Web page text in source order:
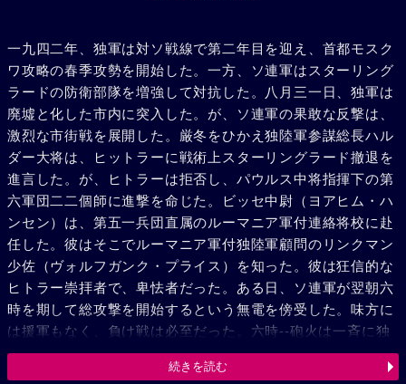
一九四二年、独軍は対ソ戦線で第二年目を迎え、首都モスク
ワ攻略の春季攻勢を開始した。一方、ソ連軍はスターリング
ラードの防衛部隊を増強して対抗した。八月三一日、独軍は
廃墟と化した市内に突入した。が、ソ連軍の果敢な反撃は、
激烈な市街戦を展開した。厳冬をひかえ独陸軍参謀総長ハル
ダー大将は、ヒットラーに戦術上スターリングラード撤退を
進言した。が、ヒトラーは拒否し、パウルス中将指揮下の第
六軍団二二個師に進撃を命じた。ビッセ中尉（ヨアヒム・ハ
ンセン）は、第五一兵団直属のルーマニア軍付連絡将校に赴
任した。彼はそこでルーマニア軍付独陸軍顧問のリンクマン
少佐（ヴォルフガンク・プライス）を知った。彼は狂信的な
ヒトラー崇拝者で、卑怯者だった。ある日、ソ連軍が翌朝六
時を期して総攻撃を開始するという無電を傍受した。味方に
は援軍もなく、負け戦は必至だった。六時--砲火は一斉に独
軍頭上にふりかかり、破竹の戦車隊攻撃をうけた。ルーマニ
ア軍司令部は、ビッセ中尉の活躍で救われた。各地で兵砧線
続きを読む